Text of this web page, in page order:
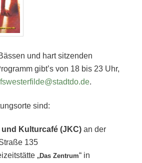
und hart sitzenden
gibt’s von 18 bis 23 Uhr,
.
sind:
Kulturcafé (JKC)an der
135
„Das Zentrum“ in